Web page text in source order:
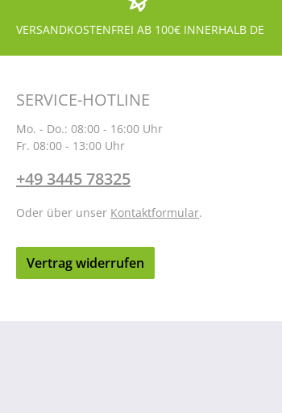
VERSANDKOSTENFREI AB 100€ INNERHALB DE
SERVICE-HOTLINE
Mo. - Do.: 08:00 - 16:00 Uhr
Fr. 08:00 - 13:00 Uhr
+49 3445 78325
Oder über unser Kontaktformular.
Vertrag widerrufen